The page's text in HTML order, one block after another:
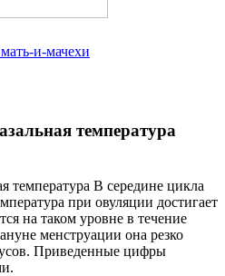
и-мачехи
температура
температура В середине цикла
при овуляции достигает
на таком уровне в течение
менструации она резко
Приведенные цифры